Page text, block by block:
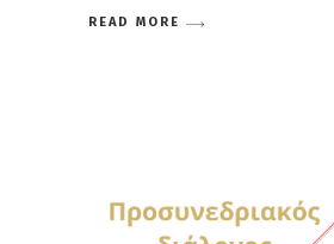
READ MORE